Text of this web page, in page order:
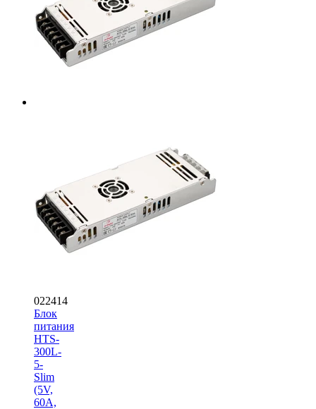
022414
Блок
питания
HTS-
300L-
5-
Slim
(5V,
60A,